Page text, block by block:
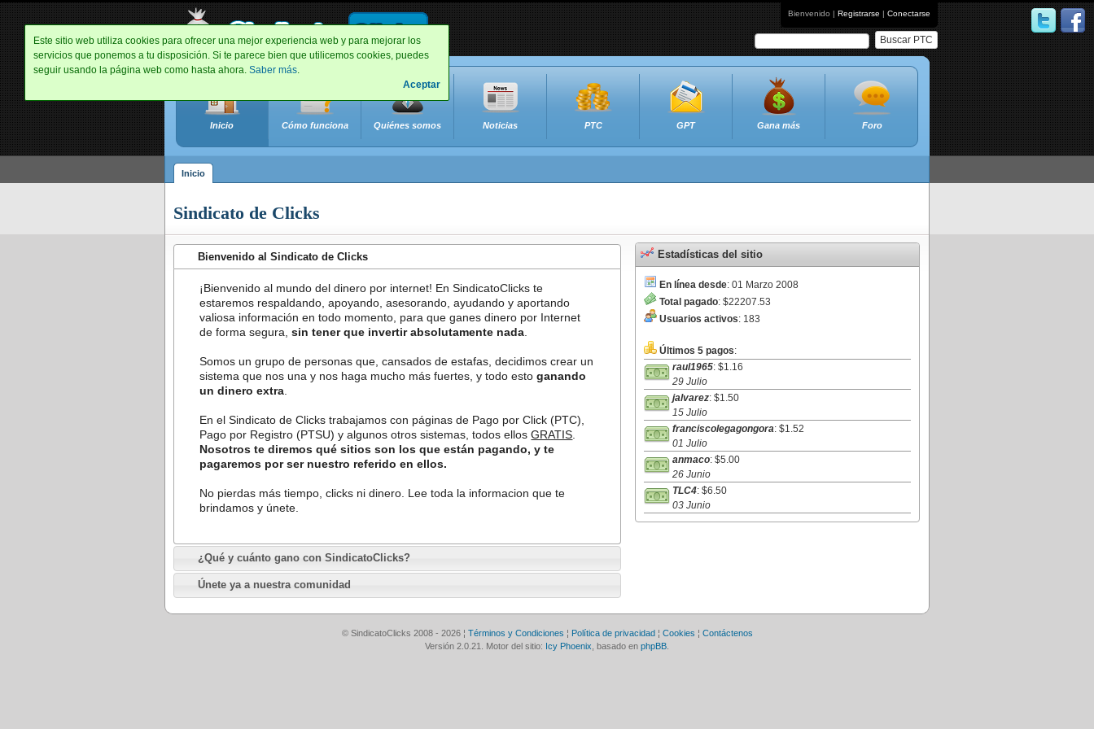
Bienvenido | Registrarse | Conectarse
Buscar PTC
Inicio Cómo funciona Quiénes somos Noticias PTC GPT Gana más Foro
Inicio
Sindicato de Clicks
Bienvenido al Sindicato de Clicks
¡Bienvenido al mundo del dinero por internet! En SindicatoClicks te
estaremos respaldando, apoyando, asesorando, ayudando y aportando
valiosa información en todo momento, para que ganes dinero por Internet
de forma segura,sin tener que invertir absolutamente nada.
Somos un grupo de personas que, cansados de estafas, decidimos crear un
sistema que nos una y nos haga mucho más fuertes, y todo estoganando
un dinero extra.
En el Sindicato de Clicks trabajamos con páginas de Pago por Click (PTC),
Pago por Registro (PTSU) y algunos otros sistemas, todos ellosGRATIS.
Nosotros te diremos qué sitios son los que están pagando, y te
pagaremos por ser nuestro referido en ellos.
No pierdas más tiempo, clicks ni dinero. Lee toda la informacion que te
brindamos y únete.
¿Qué y cuánto gano con SindicatoClicks?
Únete ya a nuestra comunidad
Estadísticas del sitio
En línea desde: 01 Marzo 2008
Total pagado: $22207.53
Usuarios activos: 183
Últimos 5 pagos:
raul1965: $1.16
29 Julio
jalvarez: $1.50
15 Julio
franciscolegagongora: $1.52
01 Julio
anmaco: $5.00
26 Junio
TLC4: $6.50
03 Junio
© SindicatoClicks 2008 - 2026 ¦ Términos y Condiciones ¦ Política de privacidad¦ Cookies ¦ Contáctenos
Versión 2.0.21. Motor del sitio: Icy Phoenix , basado en phpBB
Este sitio web utiliza cookies para ofrecer una mejor experiencia web y para mejorar los
servicios que ponemos a tu disposición. Si te parece bien que utilicemos cookies, puedes
seguir usando la página web como hasta ahora. Saber más.
Aceptar